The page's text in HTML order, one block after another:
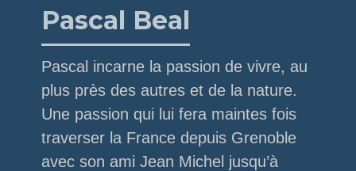
Pascal Beal
Pascal incarne la passion de vivre, au
plus près des autres et de la nature.
Une passion qui lui fera maintes fois
traverser la France depuis Grenoble
avec son ami Jean Michel jusqu’à